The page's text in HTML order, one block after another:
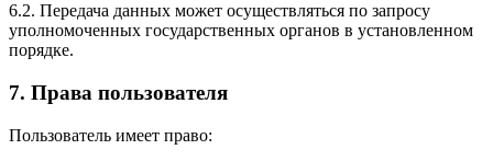
6.2. Передача данных может осуществляться по запросу
уполномоченных государственных органов в установленном
порядке.
7. Права пользователя
Пользователь имеет право: